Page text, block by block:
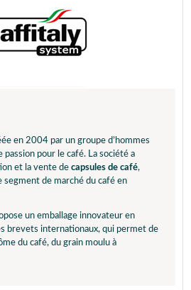
en 2004 par un groupe d’hommes
passion pour le café. La société a
et la vente de capsules de café,
segment de marché du café en
un emballage innovateur en
brevets internationaux, qui permet de
du café, du grain moulu à